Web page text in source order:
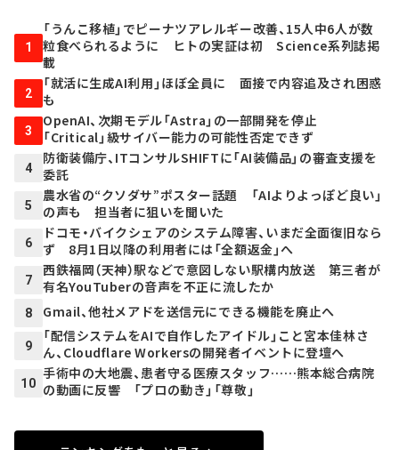
1
「うんこ移植」でピーナツアレルギー改善、15人中6人が数
粒食べられるように ヒトの実証は初 Science系列誌掲
載
2
「就活に生成AI利用」ほぼ全員に 面接で内容追及され困惑
も
3
OpenAI、次期モデル「Astra」の一部開発を停止
「Critical」級サイバー能力の可能性否定できず
4
防衛装備庁、ITコンサルSHIFTに「AI装備品」の審査支援を
委託
5
農水省の“クソダサ”ポスター話題 「AIよりよっぽど良い」
の声も 担当者に狙いを聞いた
6
ドコモ・バイクシェアのシステム障害、いまだ全面復旧なら
ず 8月1日以降の利用者には「全額返金」へ
7
西鉄福岡（天神）駅などで意図しない駅構内放送 第三者が
有名YouTuberの音声を不正に流したか
8 Gmail、他社メアドを送信元にできる機能を廃止へ
9
「配信システムをAIで自作したアイドル」こと宮本佳林さ
ん、Cloudflare Workersの開発者イベントに登壇へ
10
手術中の大地震、患者守る医療スタッフ……熊本総合病院
の動画に反響 「プロの動き」「尊敬」